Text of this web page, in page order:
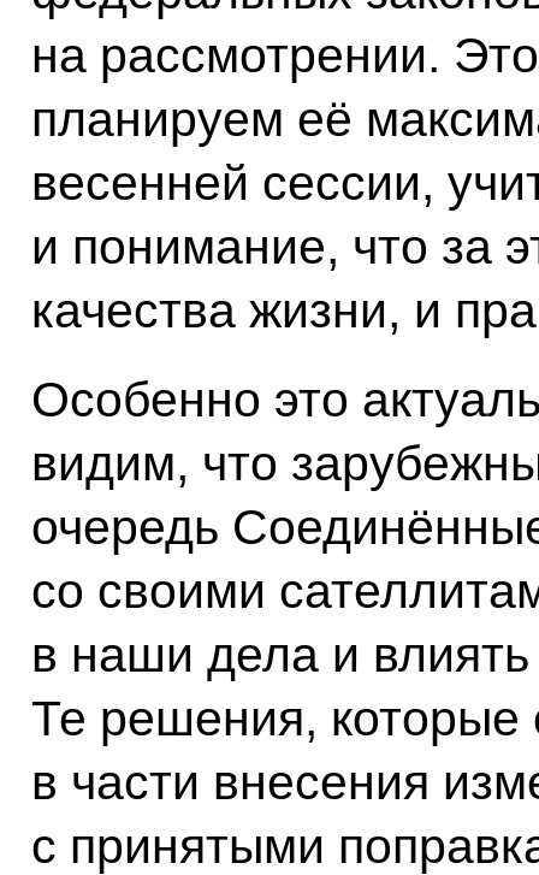
на рассмотрении.
планируем её
весенней сессии,
и понимание, что за
качества жизни, и
Особенно это
видим, что
очередь
со своими
в наши дела и
Те решения,
в части внесения
с принятыми